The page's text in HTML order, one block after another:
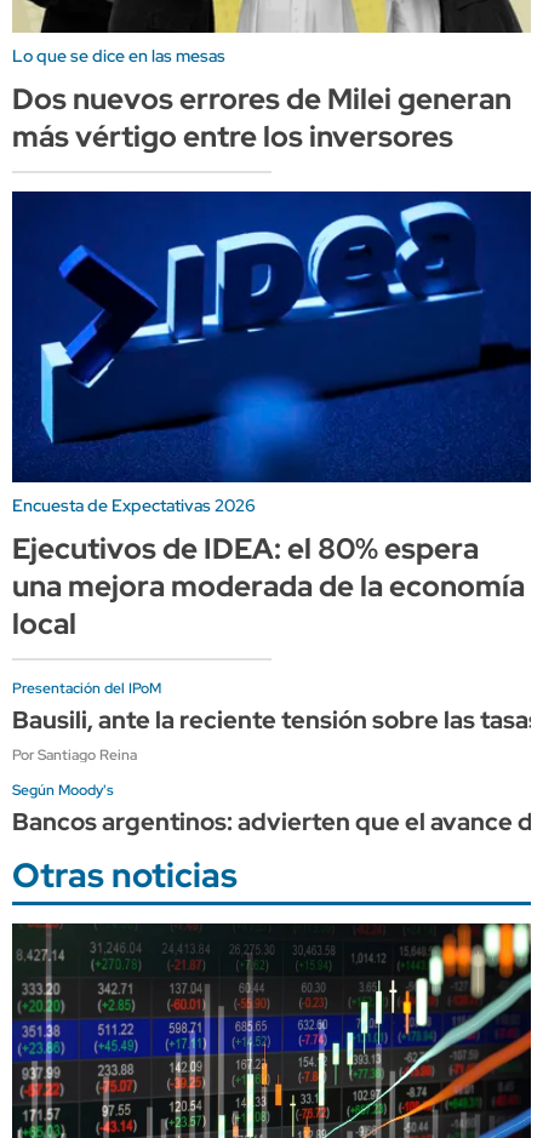
Lo que se dice en las mesas
Dos nuevos errores de Milei generan
más vértigo entre los inversores
Encuesta de Expectativas 2026
Ejecutivos de IDEA: el 80% espera
una mejora moderada de la economía
local
Presentación del IPoM
Bausili, ante la reciente tensión sobre las
Por Santiago Reina
Según Moody's
Bancos argentinos: advierten que el avance
Otras noticias